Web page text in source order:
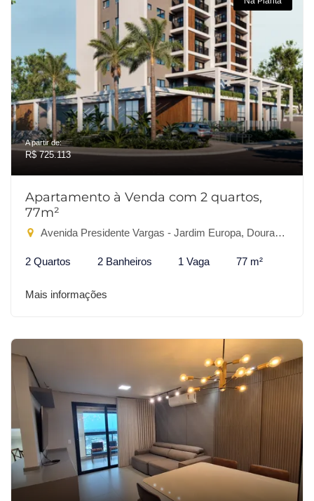
A partir de:
R$ 725.113
Apartamento à Venda com 2 quartos,
77m²
Avenida Presidente Vargas - Jardim Europa, Dourados-MS
2 Quartos 2 Banheiros 1 Vaga 77 m²
Mais informações